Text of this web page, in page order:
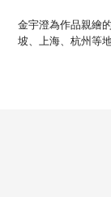
金宇澄為作品親繪
坡、上海、杭州等